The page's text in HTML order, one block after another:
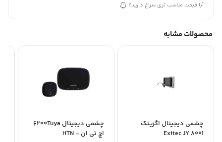
آیا قیمت مناسب تری سراغ دارید؟
محصولات مشابه
چشمی دیجیتال اگزیتک
Exitec JY 8001
چشمی دیجیتال 6200Tuya
اچ تی ان – HTN